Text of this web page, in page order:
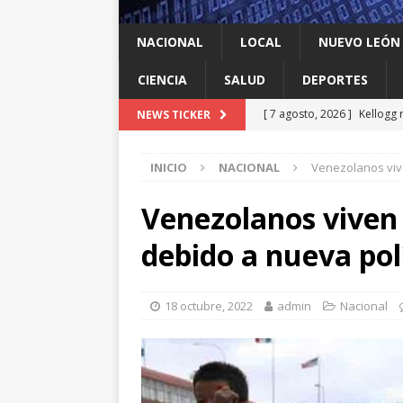
NACIONAL LOCAL NUEVO LEÓN
CIENCIA SALUD DEPORTES
NEWS TICKER [ 7 agosto, 2026 ] Kellogg
[ 7 agosto, 2026 ] Multan
infantil contra el gigante
recomendación de la OMS
INICIO NACIONAL Venezolanos
Venezolanos
debido a nueva
18 octubre, 2022 admin Nacional